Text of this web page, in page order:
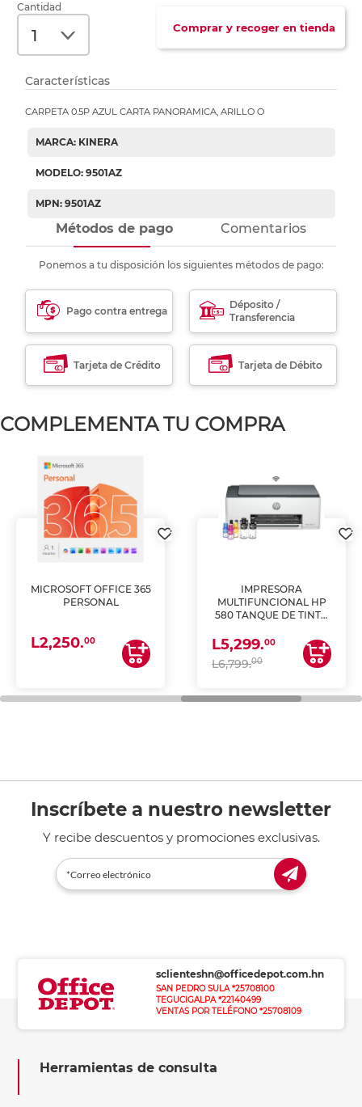
Cantidad
Comprar y recoger en tienda
Características
CARPETA 0.5P AZUL CARTA PANORAMICA, ARILLO O
MARCA: KINERA
MODELO: 9501AZ
MPN: 9501AZ
Métodos de pago Comentarios
Ponemos a tu disposición los siguientes métodos de pago:
Pago contra entrega
Déposito /
Transferencia
Tarjeta de Crédito Tarjeta de Débito
COMPLEMENTA TU COMPRA
MICROSOFT OFFICE 365
PERSONAL
L2,250.00
IMPRESORA
MULTIFUNCIONAL HP
580 TANQUE DE TINTA
ESCANEA)
L5,299.00
L6,799.00
Inscríbete a nuestro newsletter
Y recibe descuentos y promociones exclusivas.
sclienteshn@officedepot.com.hn
SAN PEDRO SULA *25708100
TEGUCIGALPA *22140499
VENTAS POR TELÉFONO *25708109
Herramientas de consulta